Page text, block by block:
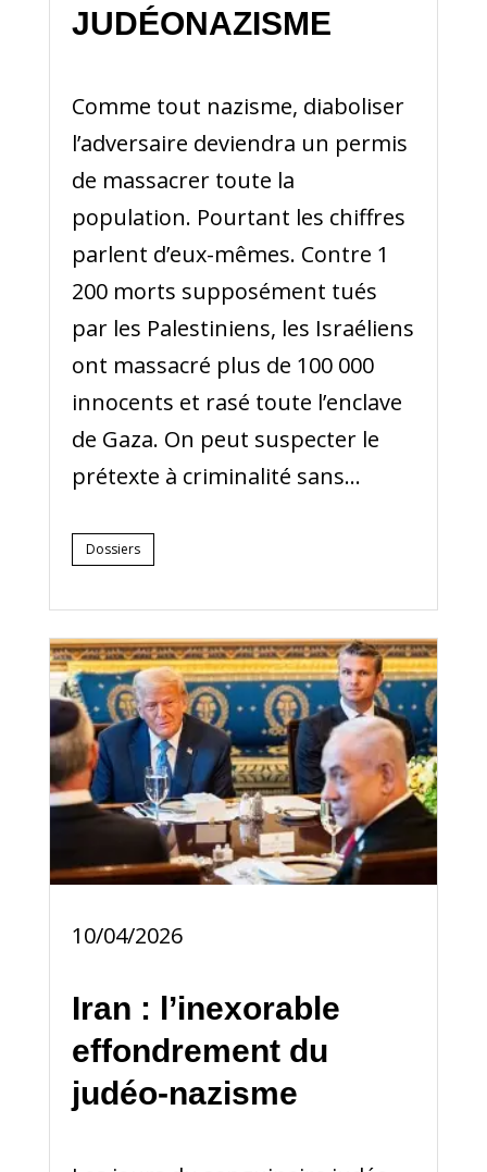
JUDÉONAZISME
Comme tout nazisme, diaboliser
l’adversaire deviendra un permis
de massacrer toute la
population. Pourtant les chiffres
parlent d’eux-mêmes. Contre 1
200 morts supposément tués
par les Palestiniens, les Israéliens
ont massacré plus de 100 000
innocents et rasé toute l’enclave
de Gaza. On peut suspecter le
prétexte à criminalité sans...
Dossiers
10/04/2026
Iran : l’inexorable
effondrement du
judéo-nazisme